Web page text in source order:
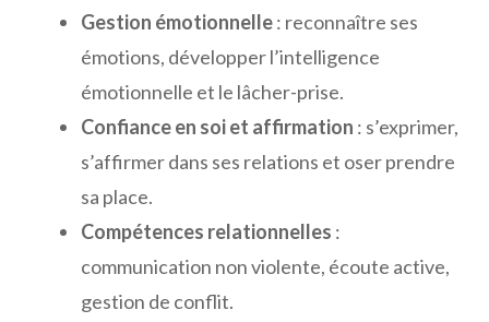
Gestion émotionnelle: reconnaître ses
émotions, développer l’intelligence
émotionnelle et le lâcher-prise.
Confiance en soi et affirmation : s’exprimer,
s’affirmer dans ses relations et oser prendre
sa place.
Compétences relationnelles :
communication non violente, écoute active,
gestion de conflit.